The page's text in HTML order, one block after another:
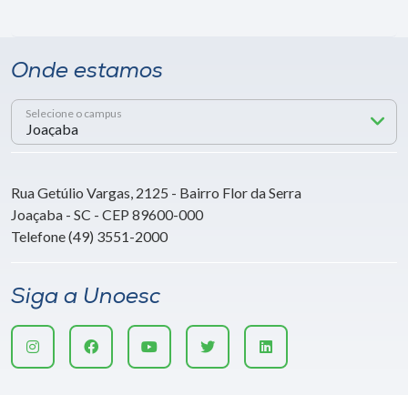
Onde estamos
Selecione o campus
Rua Getúlio Vargas, 2125 - Bairro Flor da Serra
Joaçaba - SC - CEP 89600-000
Telefone (49) 3551-2000
Siga a Unoesc